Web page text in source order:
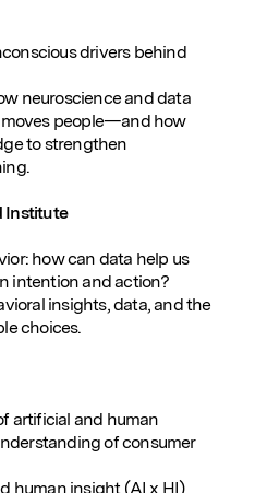
drivers behind
neuroscience and data
people—and how
to strengthen
Institute
how can data help us
intention and action?
insights, data, and the
choices.
artificial and human
of consumer
human insight (AI x HI)